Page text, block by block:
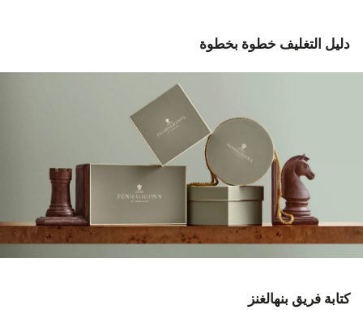
دليل التغليف خطوة بخطوة
كتابة فريق بنهالغنز